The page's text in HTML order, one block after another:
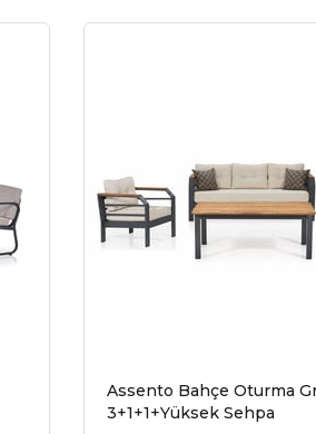
Assento Bahçe Oturma
3+1+1+Yüksek Sehpa